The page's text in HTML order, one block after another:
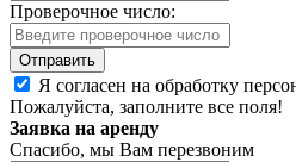
Проверочное число:
Я согласен на обработку
Пожалуйста, заполните все поля!
Заявка на аренду
Спасибо, мы Вам перезвоним